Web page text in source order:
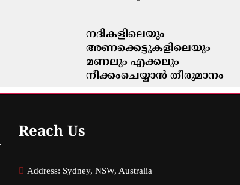
നദികളിലെയും
അണക്കെട്ടുകളിലെയും
മണലും എക്കലും
നീക്കംചെയ്യാൻ തീരുമാനം
മെഹ്റു ഇസ്മായില്‍ 22 Minutes Ago 0
Reach Us
Address: Sydney, NSW, Australia